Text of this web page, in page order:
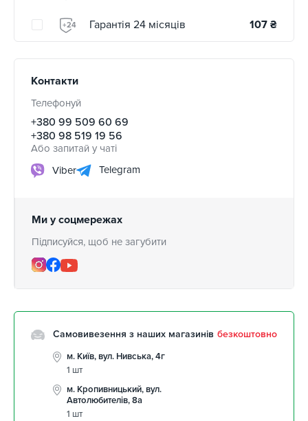
+24 Гарантія 24 місяців 107 ₴
Контакти
Телефонуй
+380 99 509 60 69
+380 98 519 19 56
Або запитай у чаті
Viber
Telegram
Ми у соцмережах
Підписуйся, щоб не загубити
Самовивезення з наших магазинів безкоштовно
м. Київ, вул. Нивська, 4г
1 шт
м. Кропивницький, вул.
Автолюбителів, 8а
1 шт